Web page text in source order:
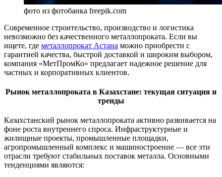
фото из фотобанка freepik.com
Современное строительство, производство и логистика
невозможно без качественного металлопроката. Если вы
ищете, где металлопрокат Астана можно приобрести с
гарантией качества, быстрой доставкой и широким выбором,
компания «МетПромКо» предлагает надежное решение для
частных и корпоративных клиентов.
Рынок металлопроката в Казахстане: текущая ситуация и
тренды
Казахстанский рынок металлопроката активно развивается на
фоне роста внутреннего спроса. Инфраструктурные и
жилищные проекты, промышленные площадки,
агропромышленный комплекс и машиностроение — все эти
отрасли требуют стабильных поставок металла. Основными
тенденциями являются: